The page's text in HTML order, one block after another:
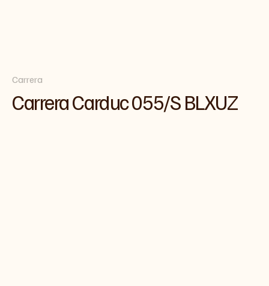
Carrera
Carrera Carduc 055/S BLXUZ